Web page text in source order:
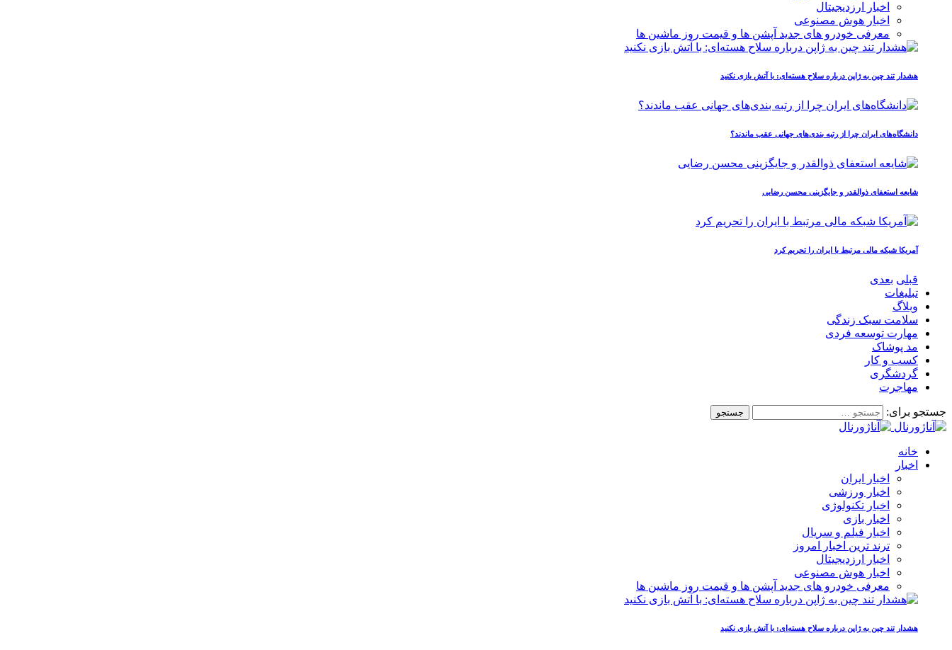
اخبار ارزدیجیتال
اخبار هوش مصنوعی
معرفی خودرو های جدید آپشن‌ ها و قیمت روز ماشین‌ ها
هشدار تند چین به ژاپن درباره سلاح هسته‌ای: با آتش بازی نکنید
دانشگاه‌های ایران چرا از رتبه‌ بندی‌های جهانی عقب ماندند؟
شایعه استعفای ذوالقدر و جایگزینی محسن رضایی
آمریکا شبکه مالی مرتبط با ایران را تحریم کرد
قبلی بعدی
تبلیغات
وبلاگ
سلامت سبک زندگی
مهارت توسعه فردی
مد پوشاک
کسب و کار
گردشگری
مهاجرت
جستجو برای:
خانه
اخبار
اخبار ایران
اخبار ورزشی
اخبار تکنولوژی
اخبار بازی
اخبار فیلم و سریال
ترند ترین اخبار امروز
اخبار ارزدیجیتال
اخبار هوش مصنوعی
معرفی خودرو های جدید آپشن‌ ها و قیمت روز ماشین‌ ها
هشدار تند چین به ژاپن درباره سلاح هسته‌ای: با آتش بازی نکنید